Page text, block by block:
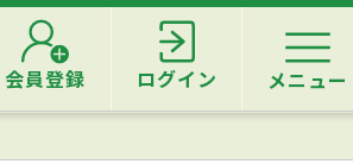
会員登録 ログイン メニュー